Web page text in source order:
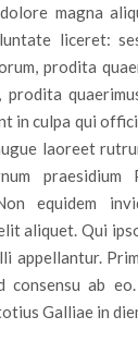
magna
liceret:
prodita
prodita
in culpa qui
laoreet
praesidium
equidem
aliquet. Qui
appellantur.
consensu ab
Galliae in